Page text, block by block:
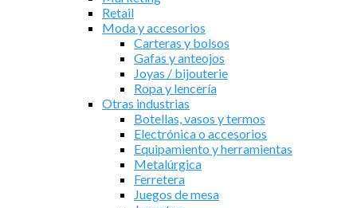
Retail
Moda y accesorios
Carteras y bolsos
Gafas y anteojos
Joyas / bijouterie
Ropa y lencería
Otras industrias
Botellas, vasos y termos
Electrónica o accesorios
Equipamiento y herramientas
Metalúrgica
Ferretera
Juegos de mesa